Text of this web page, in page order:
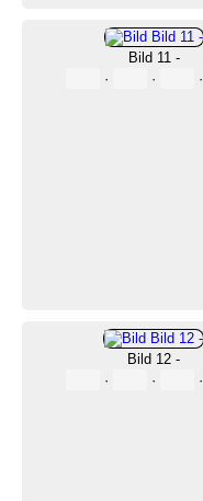
Bild 11 -
·
· ·
Bild 12 -
·
· ·